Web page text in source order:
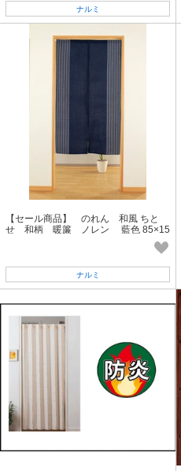
ナルミ
【セール商品】 のれん 和風 ちと
せ 和柄 暖簾 ノレン 藍色 85×15
ナルミ